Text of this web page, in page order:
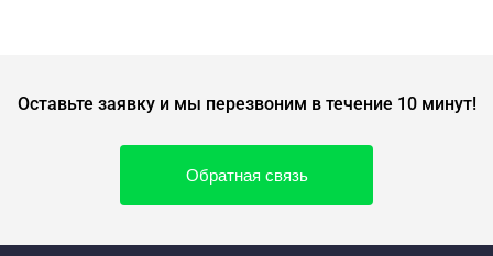
Оставьте заявку и мы перезвоним в течение 10 минут!
Обратная связь